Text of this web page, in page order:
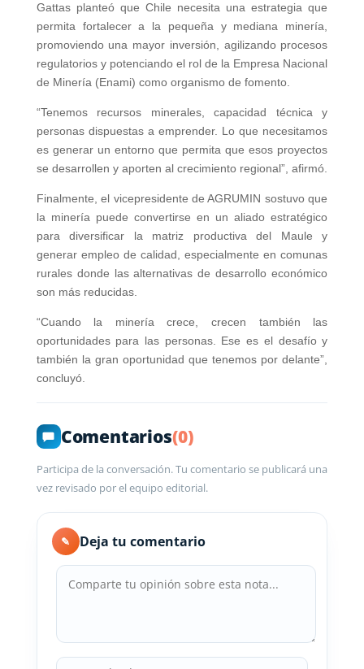
Gattas planteó que Chile necesita una estrategia que
permita fortalecer a la pequeña y mediana minería,
promoviendo una mayor inversión, agilizando procesos
regulatorios y potenciando el rol de la Empresa Nacional
de Minería (Enami) como organismo de fomento.
“Tenemos recursos minerales, capacidad técnica y
personas dispuestas a emprender. Lo que necesitamos
es generar un entorno que permita que esos proyectos
se desarrollen y aporten al crecimiento regional”, afirmó.
Finalmente, el vicepresidente de AGRUMIN sostuvo que
la minería puede convertirse en un aliado estratégico
para diversificar la matriz productiva del Maule y
generar empleo de calidad, especialmente en comunas
rurales donde las alternativas de desarrollo económico
son más reducidas.
“Cuando la minería crece, crecen también las
oportunidades para las personas. Ese es el desafío y
también la gran oportunidad que tenemos por delante”,
concluyó.
Comentarios(0)
Participa de la conversación. Tu comentario se publicará una
vez revisado por el equipo editorial.
✎ Deja tu comentario